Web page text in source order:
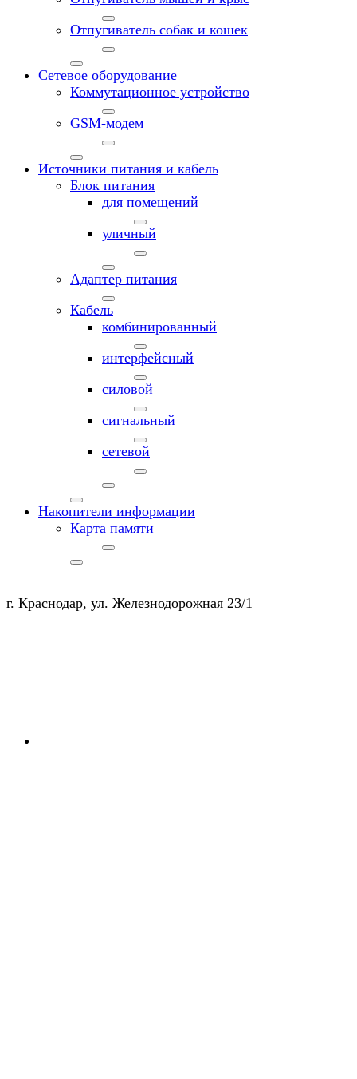
Отпугиватель собак и кошек
Сетевое оборудование
Коммутационное устройство
GSM-модем
Источники питания и кабель
Блок питания
для помещений
уличный
Адаптер питания
Кабель
комбинированный
интерфейсный
силовой
сигнальный
сетевой
Накопители информации
Карта памяти
г. Краснодар, ул. Железнодорожная 23/1